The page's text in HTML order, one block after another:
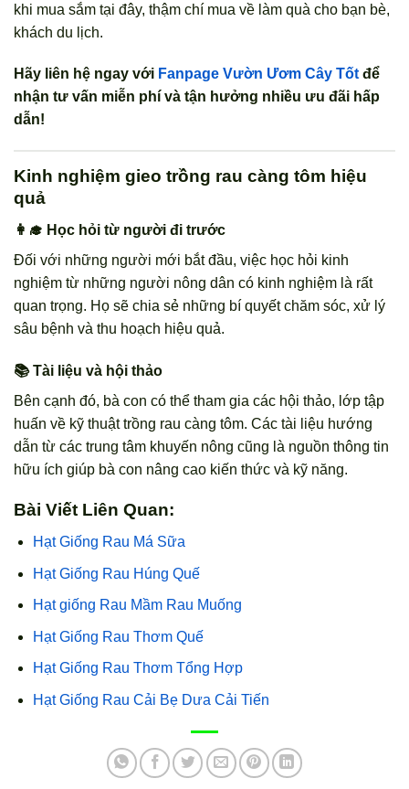
khi mua sắm tại đây, thậm chí mua về làm quà cho bạn bè,
khách du lịch.
Hãy liên hệ ngay với Fanpage Vườn Ươm Cây Tốtđể
nhận tư vấn miễn phí và tận hưởng nhiều ưu đãi hấp
dẫn!
Kinh nghiệm gieo trồng rau càng tôm hiệu
quả
👩‍🎓 Học hỏi từ người đi trước
Đối với những người mới bắt đầu, việc học hỏi kinh
nghiệm từ những người nông dân có kinh nghiệm là rất
quan trọng. Họ sẽ chia sẻ những bí quyết chăm sóc, xử lý
sâu bệnh và thu hoạch hiệu quả.
📚 Tài liệu và hội thảo
Bên cạnh đó, bà con có thể tham gia các hội thảo, lớp tập
huấn về kỹ thuật trồng rau càng tôm. Các tài liệu hướng
dẫn từ các trung tâm khuyến nông cũng là nguồn thông tin
hữu ích giúp bà con nâng cao kiến thức và kỹ năng.
Bài Viết Liên Quan:
Hạt Giống Rau Má Sữa
Hạt Giống Rau Húng Quế
Hạt giống Rau Mầm Rau Muống
Hạt Giống Rau Thơm Quế
Hạt Giống Rau Thơm Tổng Hợp
Hạt Giống Rau Cải Bẹ Dưa Cải Tiến